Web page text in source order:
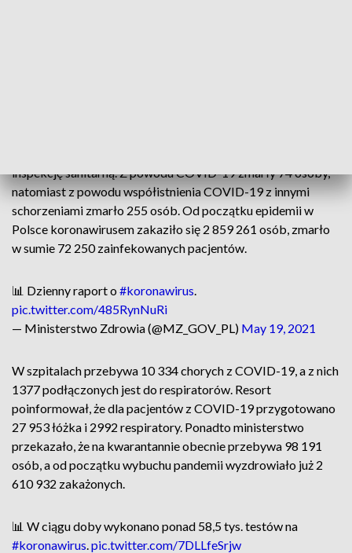
inspekcję sanitarną. Z powodu COVID-19 zmarły 74 osoby,
natomiast z powodu współistnienia COVID-19 z innymi
schorzeniami zmarło 255 osób. Od początku epidemii w
Polsce koronawirusem zakaziło się 2 859 261 osób, zmarło
w sumie 72 250 zainfekowanych pacjentów.
📊 Dzienny raport o #koronawirus.
pic.twitter.com/485RynNuRi
— Ministerstwo Zdrowia (@MZ_GOV_PL) May 19, 2021
W szpitalach przebywa 10 334 chorych z COVID-19, a z nich
1377 podłączonych jest do respiratorów. Resort
poinformował, że dla pacjentów z COVID-19 przygotowano
27 953 łóżka i 2992 respiratory. Ponadto ministerstwo
przekazało, że na kwarantannie obecnie przebywa 98 191
osób, a od początku wybuchu pandemii wyzdrowiało już 2
610 932 zakażonych.
📊 W ciągu doby wykonano ponad 58,5 tys. testów na
#koronawirus.pic.twitter.com/7DLLfeSrjw